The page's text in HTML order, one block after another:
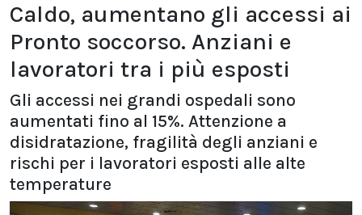
Caldo, aumentano gli accessi ai
Pronto soccorso. Anziani e
lavoratori tra i più esposti
Gli accessi nei grandi ospedali sono
aumentati fino al 15%. Attenzione a
disidratazione, fragilità degli anziani e
rischi per i lavoratori esposti alle alte
temperature